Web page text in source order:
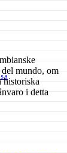
mundo, om
historiska
i detta